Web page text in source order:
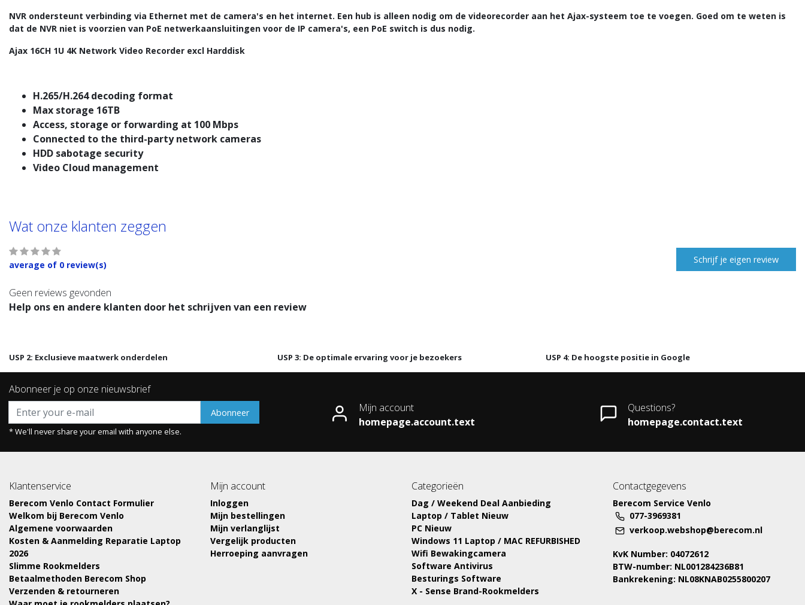
NVR ondersteunt verbinding via Ethernet met de camera's en het internet. Een hub is alleen nodig om de videorecorder aan het Ajax-systeem toe te voegen. Goed om te weten is
dat de NVR niet is voorzien van PoE netwerkaansluitingen voor de IP camera's, een PoE switch is dus nodig.
Ajax 16CH 1U 4K Network Video Recorder excl Harddisk
H.265/H.264 decoding format
Max storage 16TB
Access, storage or forwarding at 100 Mbps
Connected to the third-party network cameras
HDD sabotage security
Video Cloud management
Wat onze klanten zeggen
average of 0 review(s) Schrijf je eigen review
Geen reviews gevonden
Help ons en andere klanten door het schrijven van een review
USP 2: Exclusieve maatwerk onderdelen USP 3: De optimale ervaring voor je bezoekers USP 4: De hoogste positie in Google
Abonneer je op onze nieuwsbrief
Abonneer
* We'll never share your email with anyone else.
Mijn account
homepage.account.text
Questions?
homepage.contact.text
Klantenservice
Berecom Venlo Contact Formulier
Welkom bij Berecom Venlo
Algemene voorwaarden
Kosten & Aanmelding Reparatie Laptop
2026
Slimme Rookmelders
Betaalmethoden Berecom Shop
Verzenden & retourneren
Mijn account
Inloggen
Mijn bestellingen
Mijn verlanglijst
Vergelijk producten
Herroeping aanvragen
Categorieën
Dag / Weekend Deal Aanbieding
Laptop / Tablet Nieuw
PC Nieuw
Windows 11 Laptop / MAC REFURBISHED
Wifi Bewakingcamera
Software Antivirus
Besturings Software
X - Sense Brand-Rookmelders
Contactgegevens
Berecom Service Venlo
077-3969381
verkoop.webshop@berecom.nl
KvK Number: 04072612
BTW-number: NL001284236B81
Bankrekening: NL08KNAB0255800207